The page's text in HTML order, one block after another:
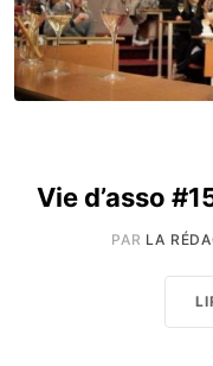
Vie d’asso
PAR LA